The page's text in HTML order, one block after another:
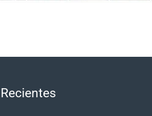
Recientes